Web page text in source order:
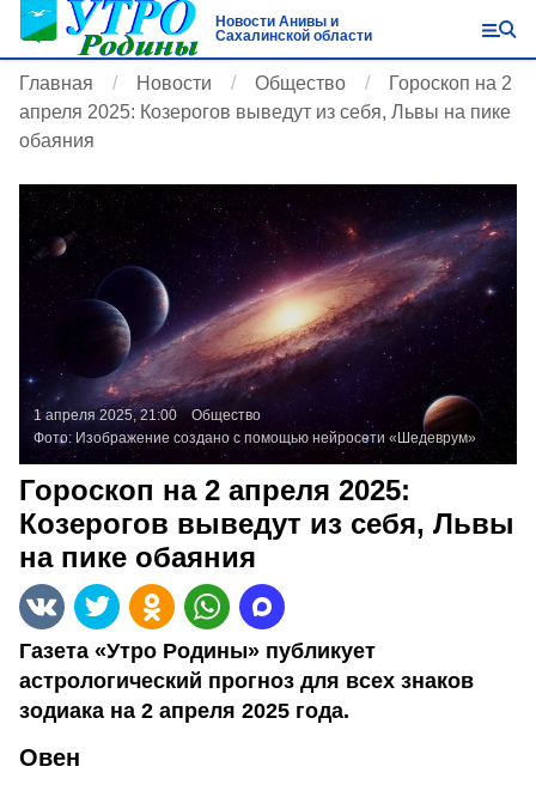
Новости Анивы и
Сахалинской области
Главная Новости Общество
Гороскоп на 2
апреля 2025: Козерогов выведут из себя, Львы на пике
обаяния
1 апреля 2025, 21:00
Общество
Фото: Изображение создано с помощью нейросети «Шедеврум»
Гороскоп на 2 апреля 2025:
Козерогов выведут из себя, Львы
на пике обаяния
Газета «Утро Родины» публикует
астрологический прогноз для всех знаков
зодиака на 2 апреля 2025 года.
Овен